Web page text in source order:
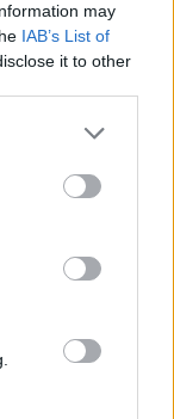
may
IAB’s List of
it to other
more Google
may click to
party tags to
below Google
VEZETÉS